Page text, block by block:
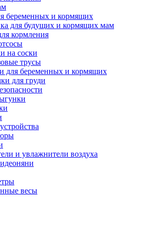
беременных и кормящих
для будущих и кормящих мам
кормления
на соски
трусы
для беременных и кормящих
для груди
и увлажнители воздуха
весы